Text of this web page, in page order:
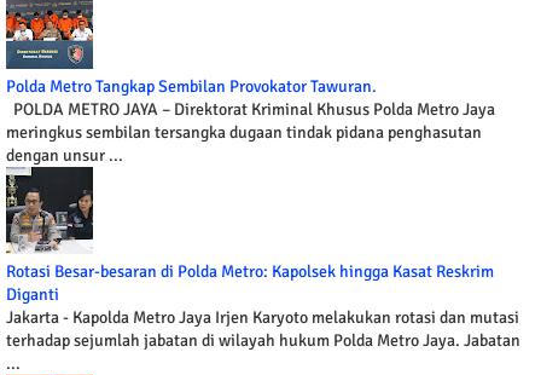
Polda Metro Tangkap Sembilan Provokator Tawuran.
POLDA METRO JAYA – Direktorat Kriminal Khusus Polda Metro Jaya
meringkus sembilan tersangka dugaan tindak pidana penghasutan
dengan unsur ...
Rotasi Besar-besaran di Polda Metro: Kapolsek hingga Kasat Reskrim
Diganti
Jakarta - Kapolda Metro Jaya Irjen Karyoto melakukan rotasi dan mutasi
terhadap sejumlah jabatan di wilayah hukum Polda Metro Jaya. Jabatan
...